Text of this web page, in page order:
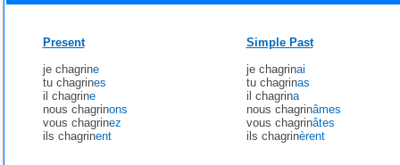
Present
je chagrine
tu chagrines
il chagrine
nous chagrinons
vous chagrinez
ils chagrinent
Simple Past
je chagrinai
tu chagrinas
il chagrina
nous chagrinâmes
vous chagrinâtes
ils chagrinèrent